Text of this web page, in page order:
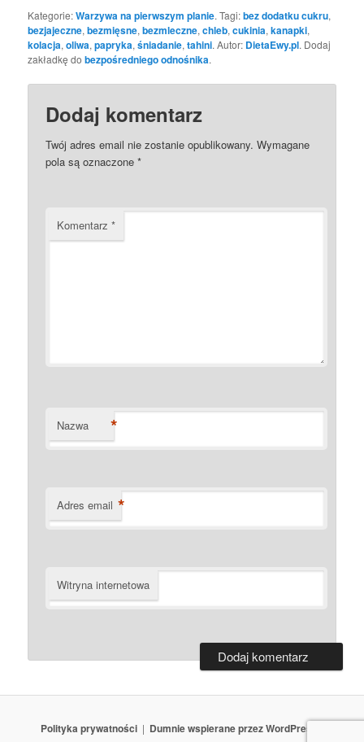
Kategorie:Warzywa na pierwszym planie. Tagi:bez dodatku cukru,
bezjajeczne,bezmięsne,bezmleczne,chleb,cukinia,kanapki,
kolacja,oliwa,papryka,śniadanie,tahini. Autor: DietaEwy.pl. Dodaj
zakładkę dobezpośredniego odnośnika.
Dodaj komentarz
Twój adres email nie zostanie opublikowany. Wymagane
pola są oznaczone*
Komentarz*
Nazwa *
Adres email *
Witryna internetowa
Polityka prywatności Dumnie wspierane przez WordPressa